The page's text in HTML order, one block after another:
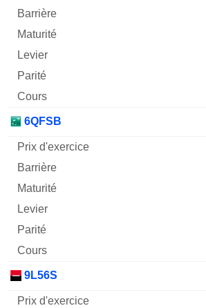
6QFSB
9L56S